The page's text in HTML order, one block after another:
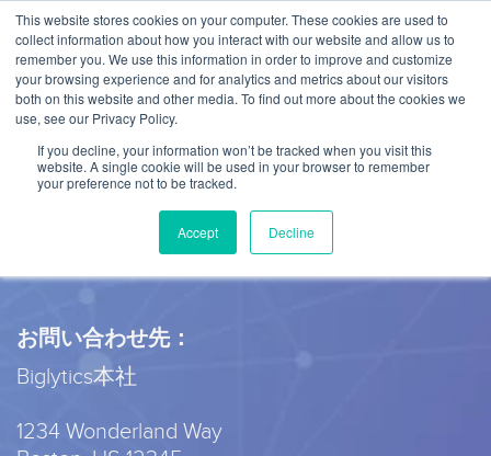
This website stores cookies on your computer. These cookies are used to
collect information about how you interact with our website and allow us to
remember you. We use this information in order to improve and customize
your browsing experience and for analytics and metrics about our visitors
both on this website and other media. To find out more about the cookies we
use, see our Privacy Policy.
If you decline, your information won’t be tracked when you visit this
website. A single cookie will be used in your browser to remember
your preference not to be tracked.
Accept Decline
お気軽にご連絡ください。ビッグデ
ータの価値を最大限に活かす方法をご
説明します。
お問い合わせ先：
Biglytics本社
1234 Wonderland Way